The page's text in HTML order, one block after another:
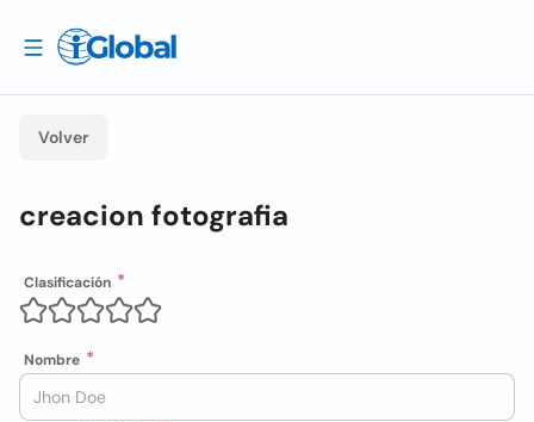
Volver
creacion fotografia
Clasificación
Nombre